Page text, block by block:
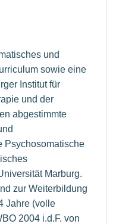
und
sowie eine
Institut für
und der
abgestimmte
Psychosomatische
Marburg.
zur Weiterbildung
Jahre (volle
2004 i.d.F. von